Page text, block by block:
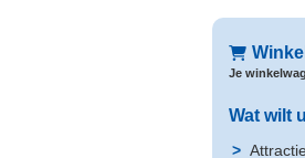
Je
Wat wilt